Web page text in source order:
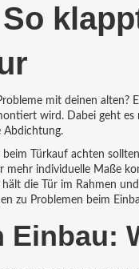
mit deinen
wird. Dabei geht
Abdichtung.
Türkauf achten
individuelle Maße
hält die Tür im Rahmen
zu Problemen beim
Einbau: